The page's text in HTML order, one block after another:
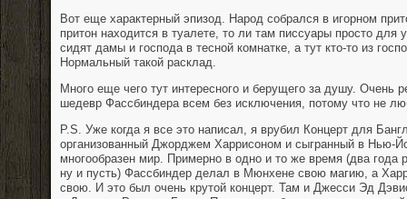
Вот еще характерный эпизод. Народ собрался в игорном
притон находится в туалете, то ли там писсуары просто для
сидят дамы и господа в тесной комнатке, а тут кто-то из
Нормальный такой расклад.
Много еще чего тут интересного и берущего за душу. Очень
шедевр Фассбиндера всем без исключения, потому что не
P.S. Уже когда я все это написал, я врубил Концерт для
организованный Джорджем Харрисоном и сыгранный в Нью-
многообразен мир. Примерно в одно и то же время (два года
ну и пусть) Фассбиндер делал в Мюнхене свою магию, а
свою. И это был очень крутой концерт. Там и Джесси Эд